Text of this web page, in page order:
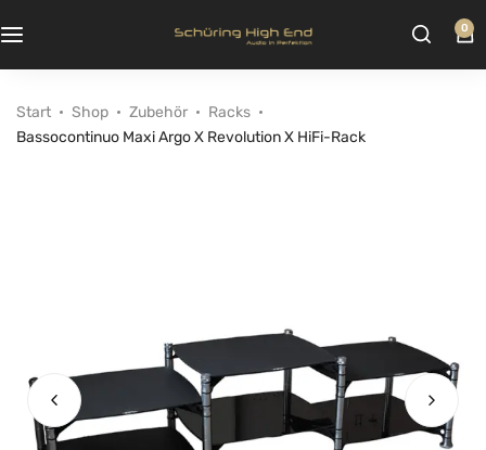
0
Start Shop Zubehör
Racks
Bassocontinuo Maxi Argo X Revolution X HiFi-Rack